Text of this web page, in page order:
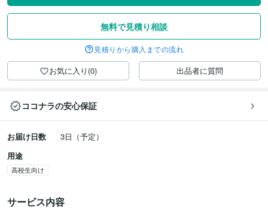
無料で見積り相談
見積りから購入までの流れ
お気に入り(0) 出品者に質問
ココナラの安心保証
お届け日数
3日（予定）
用途
高校生向け
サービス内容